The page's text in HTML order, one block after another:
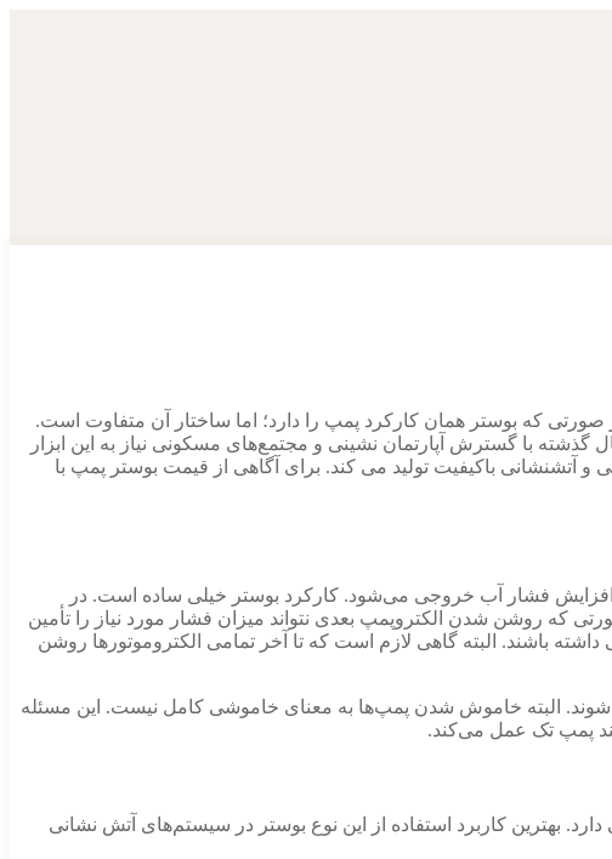
که بوستر همان کارکرد پمپ را دارد؛ اما ساختار آن متفاوت است.
با گسترش آپارتمان نشینی و مجتمع‌های مسکونی نیاز به این ابزار
آبرسانی و آتشنشانی باکیفیت تولید می کند. برای آگاهی از قیمت بوستر پمپ با
افزایش فشار آب خروجی می‌شود. کارکرد بوستر خیلی ساده است. در
روشن شدن الکتروپمپ بعدی نتواند میزان فشار مورد نیاز را تأمین
باشند. البته گاهی لازم است که تا آخر تمامی الکتروموتورها روشن
البته خاموش شدن پمپ‌ها به معنای خاموشی کامل نیست. این مسئله
پمپ تک عمل می‌کند.
بهترین کاربرد استفاده از این نوع بوستر در سیستم‌های آتش نشانی